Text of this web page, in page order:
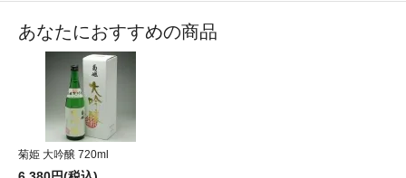
あなたにおすすめの商品
菊姫 大吟醸 720ml